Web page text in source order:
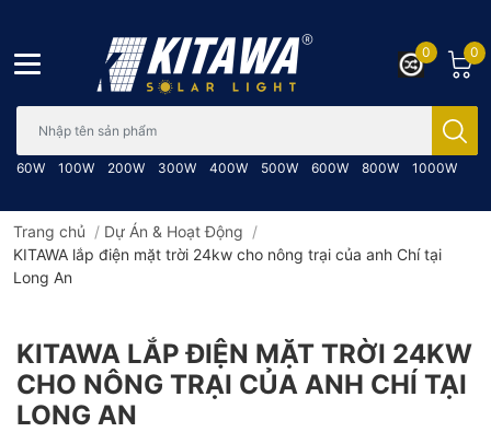
60W 100W 200W 300W 400W 500W 600W 800W 1000W
0
0
Trang chủ / Dự Án & Hoạt Động /
KITAWA lắp điện mặt trời 24kw cho nông trại của anh Chí tại
Long An
KITAWA LẮP ĐIỆN MẶT TRỜI 24KW
CHO NÔNG TRẠI CỦA ANH CHÍ TẠI
LONG AN